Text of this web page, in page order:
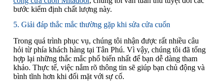
bước kiểm định chất lượng này.
5. Giải đáp thắc mắc thường gặp khi sửa cửa cuốn
Trong quá trình phục vụ, chúng tôi nhận được rất nhiều câu
hỏi từ phía khách hàng tại Tân Phú. Vì vậy, chúng tôi đã tổng
hợp lại những thắc mắc phổ biến nhất để bạn dễ dàng tham
khảo. Thực tế, việc nắm rõ thông tin sẽ giúp bạn chủ động và
bình tĩnh hơn khi đối mặt với sự cố.